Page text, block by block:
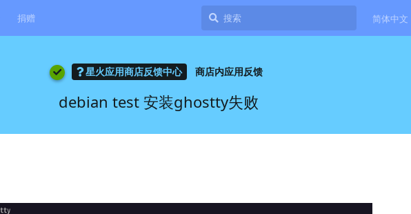
捐赠 简体中文
星火应用商店反馈中心 商店内应用反馈
debian test 安装ghostty失败